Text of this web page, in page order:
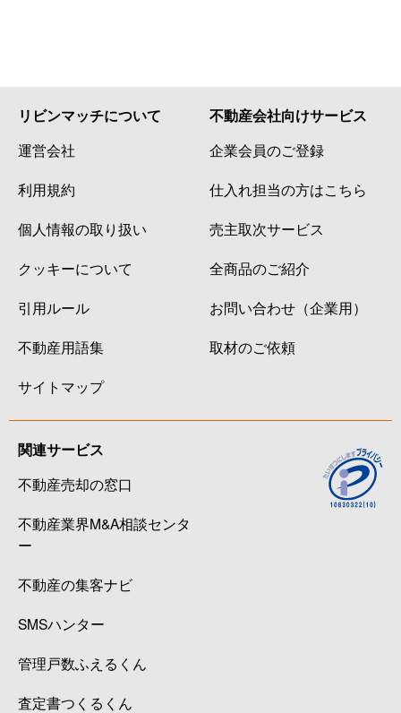
リビンマッチについて
運営会社
利用規約
個人情報の取り扱い
クッキーについて
引用ルール
不動産用語集
サイトマップ
不動産会社向けサービス
企業会員のご登録
仕入れ担当の方はこちら
売主取次サービス
全商品のご紹介
お問い合わせ（企業用）
取材のご依頼
関連サービス
不動産売却の窓口
不動産業界M&A相談センタ
ー
不動産の集客ナビ
SMSハンター
管理戸数ふえるくん
査定書つくるくん